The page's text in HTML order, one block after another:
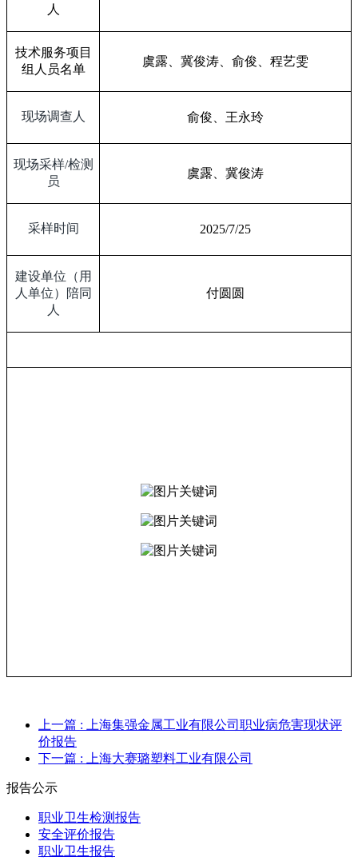
人
技术服务项目
组人员名单
虞露、 冀俊涛、俞俊、 程艺雯
现场调查人 俞俊、王永玲
现场采样/检测
员
虞露、冀俊涛
采样时间 2025/7/25
建设单位（用
人单位）陪同
人
付圆圆
上一篇 : 上海集强金属工业有限公司职业病危害现状评
价报告
下一篇 : 上海大赛璐塑料工业有限公司
报告公示
职业卫生检测报告
安全评价报告
职业卫生报告